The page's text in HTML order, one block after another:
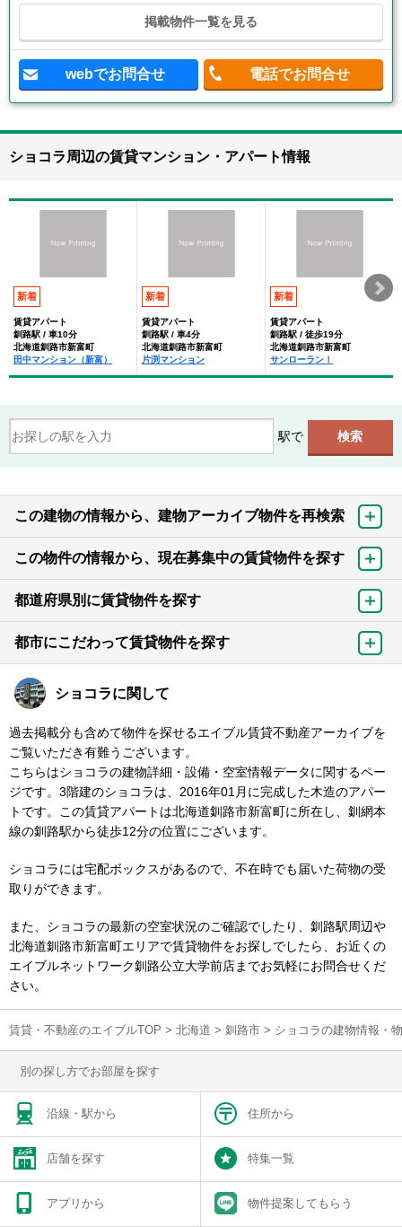
掲載物件一覧を見る
webでお問合せ 電話でお問合せ
ショコラ周辺の賃貸マンション・アパート情報
新着
賃貸アパート
釧路駅 / 車10分
北海道釧路市新富町
田中マンション（新富）
新着
賃貸アパート
釧路駅 / 車4分
北海道釧路市新富町
片渕マンション
新着
賃貸アパート
釧路駅 / 徒歩19分
北海道釧路市新富町
サンローランⅠ
駅で
この建物の情報から、建物アーカイブ物件を再検索
この物件の情報から、現在募集中の賃貸物件を探す
都道府県別に賃貸物件を探す
都市にこだわって賃貸物件を探す
ショコラに関して
過去掲載分も含めて物件を探せるエイブル賃貸不動産アーカイブを
ご覧いただき有難うございます。
こちらはショコラの建物詳細・設備・空室情報データに関するペー
ジです。3階建のショコラは、2016年01月に完成した木造のアパー
トです。この賃貸アパートは北海道釧路市新富町に所在し、釧網本
線の釧路駅から徒歩12分の位置にございます。
ショコラには宅配ボックスがあるので、不在時でも届いた荷物の受
取りができます。
また、ショコラの最新の空室状況のご確認でしたり、釧路駅周辺や
北海道釧路市新富町エリアで賃貸物件をお探しでしたら、お近くの
エイブルネットワーク釧路公立大学前店までお気軽にお問合せくだ
さい。
賃貸・不動産のエイブルTOP > 北海道 > 釧路市 > ショコラの建物情報・
別の探し方でお部屋を探す
沿線・駅から 住所から
店舗を探す 特集一覧
アプリから 物件提案してもらう